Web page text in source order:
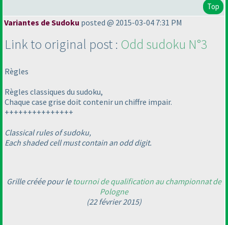
Top
Variantes de Sudoku posted @ 2015-03-04 7:31 PM
Link to original post : Odd sudoku N°3
Règles
Règles classiques du sudoku,
Chaque case grise doit contenir un chiffre impair.
+++++++++++++++
Classical rules of sudoku,
Each shaded cell must contain an odd digit.
Grille créée pour le tournoi de qualification au championnat de
Pologne
(22 février 2015)